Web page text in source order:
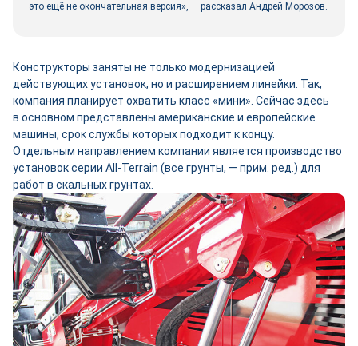
это ещё не окончательная версия», — рассказал Андрей Морозов.
Конструкторы заняты не только модернизацией
действующих установок, но и расширением линейки. Так,
компания планирует охватить класс «мини». Сейчас здесь
в основном представлены американские и европейские
машины, срок службы которых подходит к концу.
Отдельным направлением компании является производство
установок серии All-­Terrain (все грунты, — прим. ред.) для
работ в скальных грунтах.